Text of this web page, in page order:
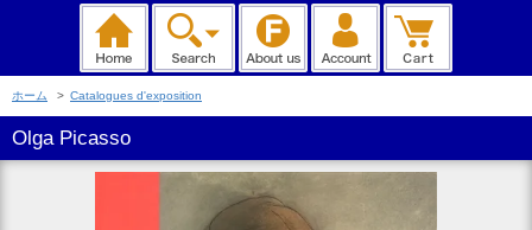
ホーム > Catalogues d'exposition
Olga Picasso